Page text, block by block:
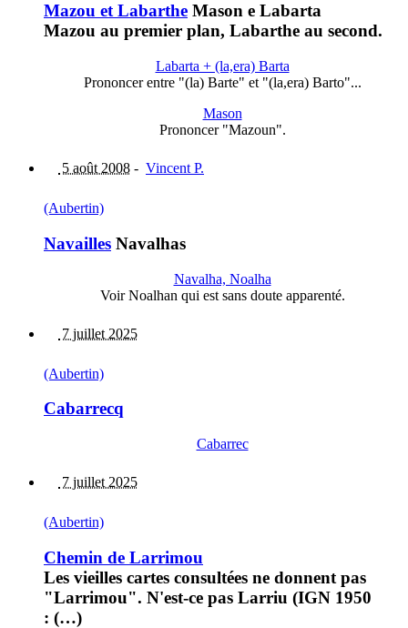
Mazou et Labarthe Mason e Labarta
Mazou au premier plan, Labarthe au second.
Labarta + (la,era) Barta
Prononcer entre "(la) Barte" et "(la,era) Barto"...
Mason
Prononcer "Mazoun".
5 août 2008 - Vincent P.
(Aubertin)
Navailles Navalhas
Navalha, Noalha
Voir Noalhan qui est sans doute apparenté.
7 juillet 2025
(Aubertin)
Cabarrecq
Cabarrec
7 juillet 2025
(Aubertin)
Chemin de Larrimou
Les vieilles cartes consultées ne donnent pas
"Larrimou". N'est-ce pas Larriu (IGN 1950
: (…)